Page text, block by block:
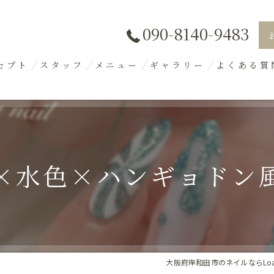
090-8140-9483
プト スタッフ メニュー ギャラリー よくある質
水色×ハンギョドン
大阪府岸和田市のネイルなら